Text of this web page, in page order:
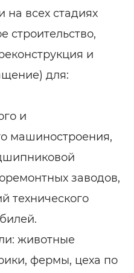
на всех стадиях
строительство,
и
для:
и
машиностроения,
заводов,
технического
животные
фермы, цеха по